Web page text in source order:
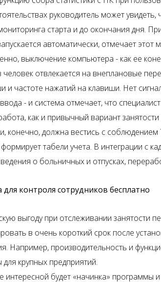
руководитель может увидеть,
старта и до окончания дня.
автоматически, отмечает этот
выключение компьютера - как ее
человек отвлекается на внеплановые
и частоте нажатий на клавиши. Нет
- и система отмечает, что
как и привычный вариант
конечно, должна вестись с соблюдением
табели учета. В интеграции с
о больничных и отпусках,
контроля сотрудников бесплатно
выгоду при отслеживании занятости
в очень короткий срок после
Например, производительность и
крупных предприятий.
интересной будет «начинка» программы